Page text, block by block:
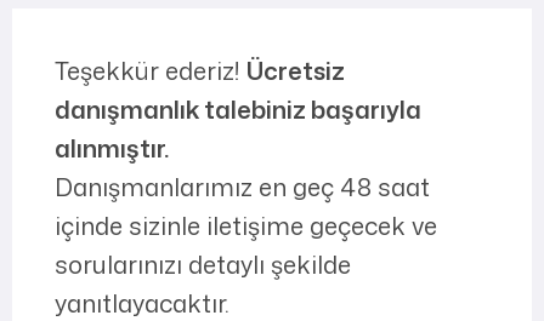
Teşekkür ederiz! Ücretsiz
danışmanlık talebiniz başarıyla
alınmıştır.
Danışmanlarımız en geç 48 saat
içinde sizinle iletişime geçecek ve
sorularınızı detaylı şekilde
yanıtlayacaktır.